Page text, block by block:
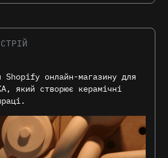
Shopify онлайн-магазину для
який створює керамічні